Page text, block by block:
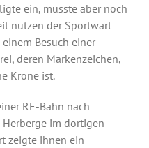
ein, musste aber noch
nutzen der Sportwart
Besuch einer
deren Markenzeichen,
Krone ist.
RE-Bahn nach
im dortigen
zeigte ihnen ein